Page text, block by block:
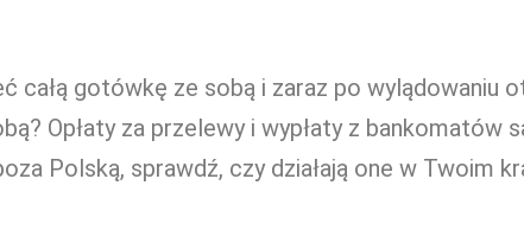
całą gotówkę ze sobą i zaraz po
Opłaty za przelewy i wypłaty z
Polską, sprawdź, czy działają one w Twoim